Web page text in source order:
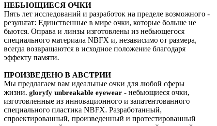
НЕБЬЮЩИЕСЯ ОЧКИ
Пять лет исследований и разработок на пределе возможного -
результат: Единственные в мире очки, которые больше не
бьются. Оправа и линзы изготовлены из небьющегося
специального материала NBFX и, независимо от размера,
всегда возвращаются в исходное положение благодаря
эффекту памяти.
ПРОИЗВЕДЕНО В АВСТРИИ
Мы предлагаем вам идеальные очки для любой сферы
жизни. gloryfy unbreakable eyewear - небьющиеся очки,
изготовленные из инновационного и запатентованного
специального пластика NBFX. Разработанный,
спроектированный, произведенный и протестированный